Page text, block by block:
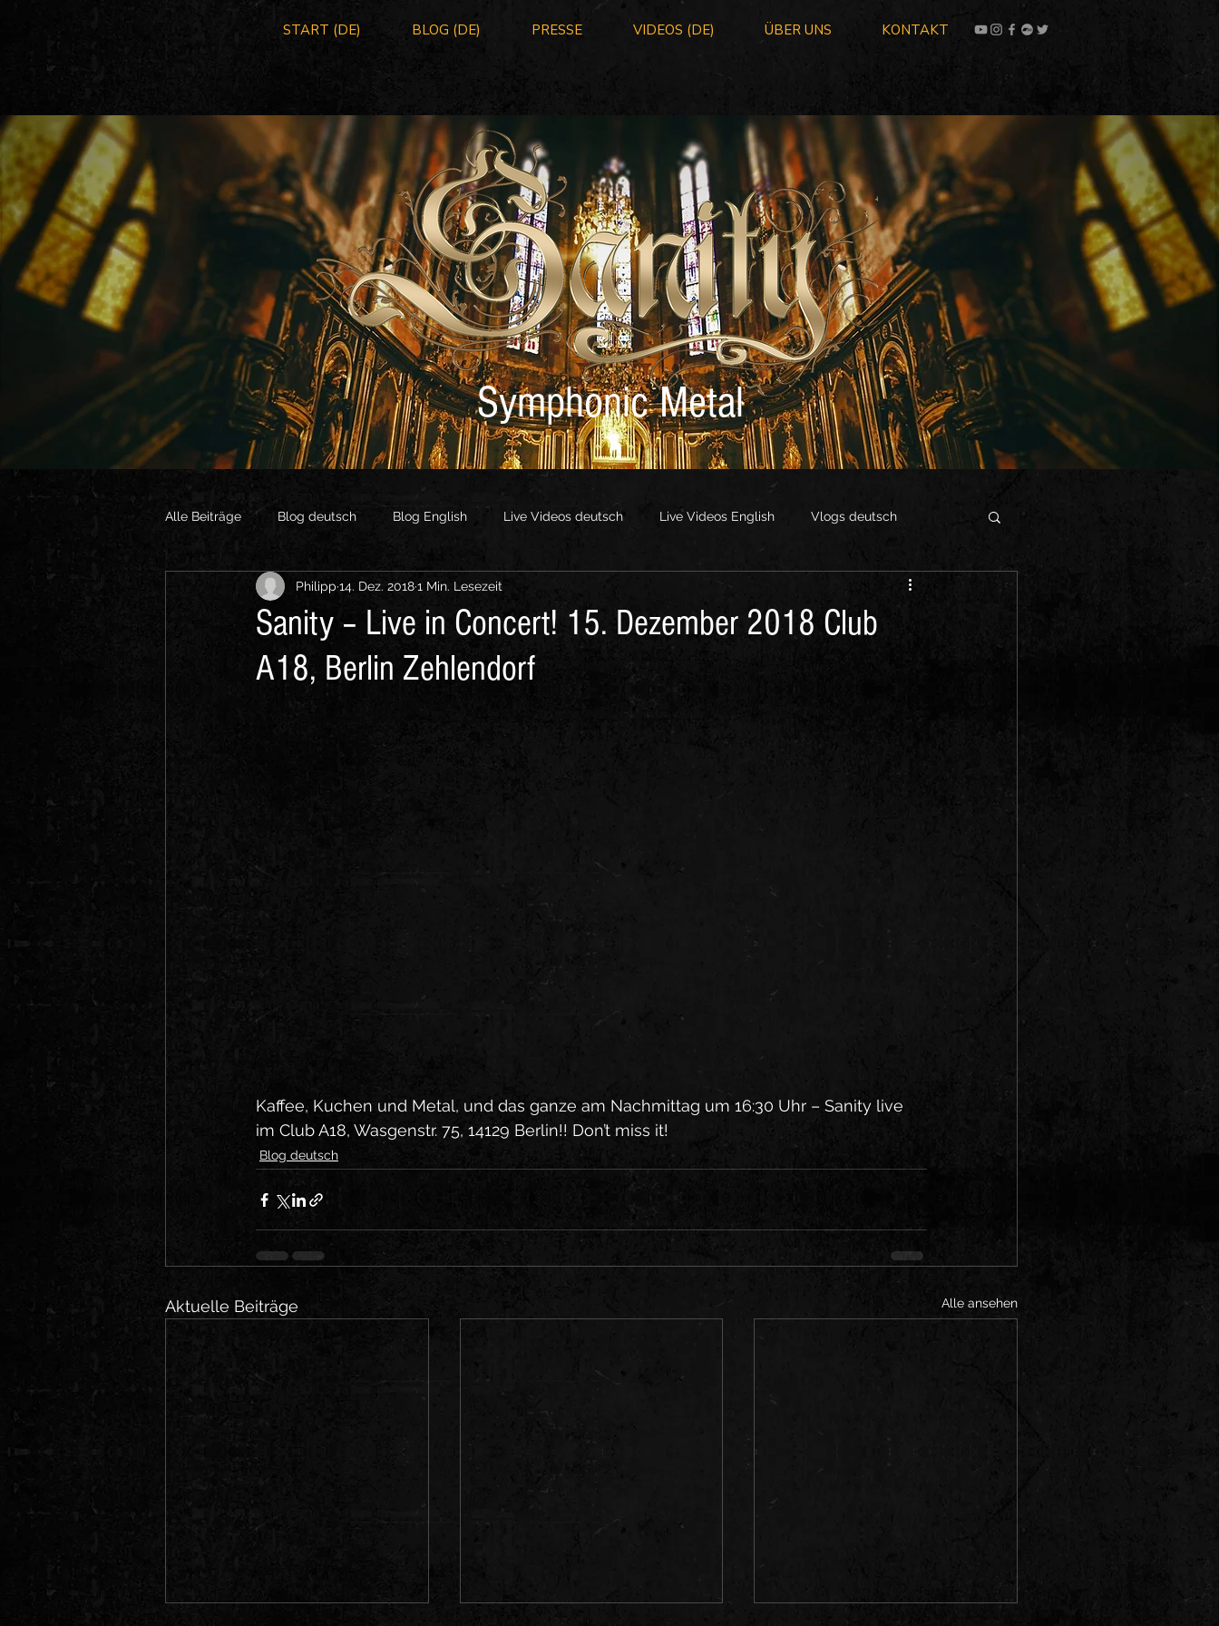
START (DE) BLOG (DE) PRESSE VIDEOS (DE) ÜBER UNS KONTAKT
Symphonic Metal
Alle Beiträge Blog deutsch Blog English Live Videos deutsch Live Videos English Vlogs deutsch
Vlogs English Sonstige Videos Other Videos
Sanity – Live in Concert! 15. Dezember 2018 Club
A18, Berlin Zehlendorf
Philipp 14. Dez. 20181 Min. Lesezeit
Kaffee, Kuchen und Metal, und das ganze am Nachmittag um 16:30 Uhr – Sanity live
im Club A18, Wasgenstr. 75, 14129 Berlin!! Don’t miss it!
Blog deutsch
Aktuelle Beiträge Alle ansehen